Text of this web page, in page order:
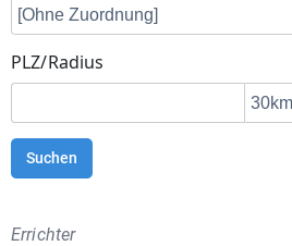
PLZ/Radius
Suchen
Errichter